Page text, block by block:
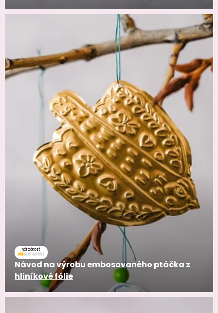
náročnosť
Návod na výrobu embosovaného ptáčka z
hliníkové fólie